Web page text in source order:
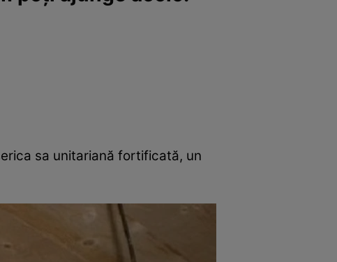
sa unitariană fortificată, un